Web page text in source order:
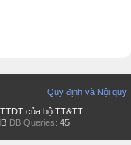
Quy định và Nội quy
của bộ TT&TT.
DB Queries: 45